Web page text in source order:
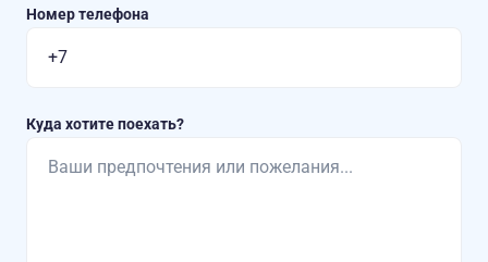
Номер телефона
Куда хотите поехать?